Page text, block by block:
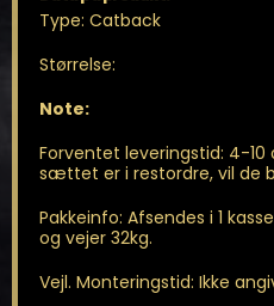
Type: Catback
Størrelse:
Note:
Forventet leveringstid: 4-
sættet er i restordre, vil de
Pakkeinfo: Afsendes i 1
og vejer 32kg.
Vejl. Monteringstid: Ikke